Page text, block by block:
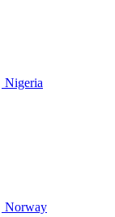
Nigeria
Norway